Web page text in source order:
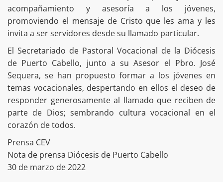
acompañamiento y asesoría a los jóvenes,
promoviendo el mensaje de Cristo que les ama y les
invita a ser servidores desde su llamado particular.
El Secretariado de Pastoral Vocacional de la Diócesis
de Puerto Cabello, junto a su Asesor el Pbro. José
Sequera, se han propuesto formar a los jóvenes en
temas vocacionales, despertando en ellos el deseo de
responder generosamente al llamado que reciben de
parte de Dios; sembrando cultura vocacional en el
corazón de todos.
Prensa CEV
Nota de prensa Diócesis de Puerto Cabello
30 de marzo de 2022